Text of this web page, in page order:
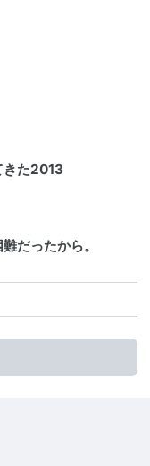
きた2013
だったから。